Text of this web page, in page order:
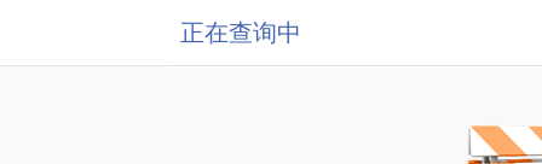
正在查询中